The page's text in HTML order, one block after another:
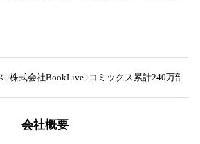
株式会社BookLive コミックス累計240万部突
会社概要